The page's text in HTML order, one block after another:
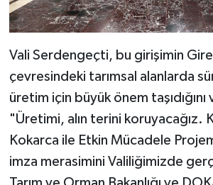
Vali Serdengeçti, bu girişimin
çevresindeki tarımsal alanlarda
üretim için büyük önem
"Üretimi, alın terini koruyacağız.
Kokarca ile Etkin Mücadele
imza merasimini Valiliğimizde